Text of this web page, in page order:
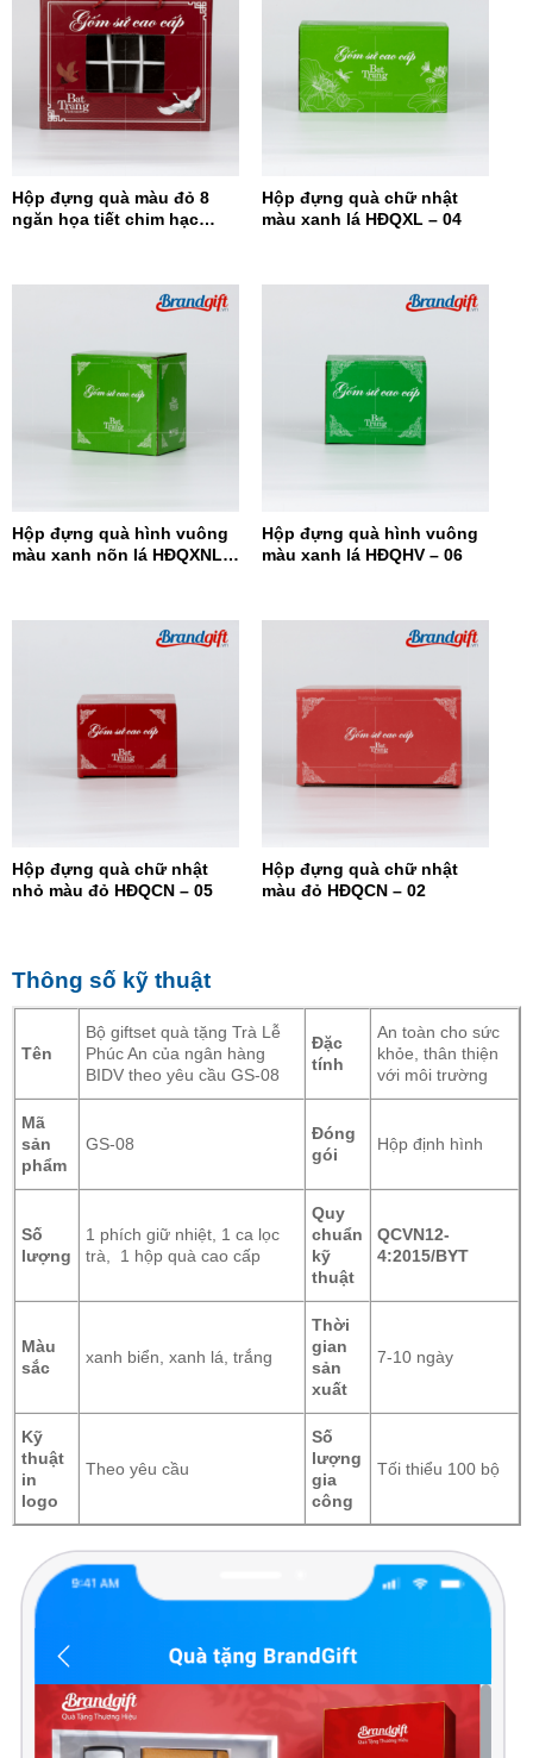
Hộp đựng quà màu đỏ 8
ngăn họa tiết chim hạc
Hộp đựng quà chữ nhật
màu xanh lá HĐQXL – 04
Hộp đựng quà hình vuông
màu xanh nõn lá HĐQXNL –
Hộp đựng quà hình vuông
màu xanh lá HĐQHV – 06
Hộp đựng quà chữ nhật
nhỏ màu đỏ HĐQCN – 05
Hộp đựng quà chữ nhật
màu đỏ HĐQCN – 02
Thông số kỹ thuật
Tên
Bộ giftset quà tặng Trà Lễ
Phúc An của ngân hàng
BIDV theo yêu cầu GS-08
Đặc
tính
An toàn cho sức
khỏe, thân thiện
với môi trường
Mã
sản
phẩm
GS-08
Đóng
gói
Hộp định hình
Số
lượng
1 phích giữ nhiệt, 1 ca lọc
trà, 1 hộp quà cao cấp
Quy
chuẩn
kỹ
thuật
QCVN12-
4:2015/BYT
Màu
sắc
xanh biển, xanh lá, trắng
Thời
gian
sản
xuất
7-10 ngày
Kỹ
thuật
in
logo
Theo yêu cầu
Số
lượng
gia
công
Tối thiểu 100 bộ